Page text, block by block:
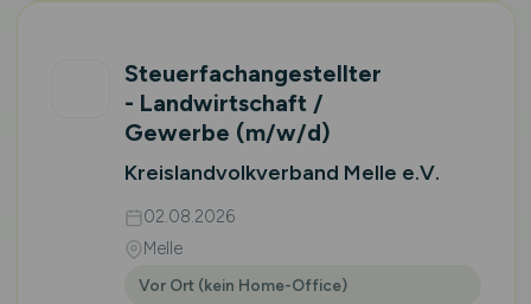
Steuerfachangestellter
- Landwirtschaft /
Gewerbe (m/w/d)
Kreislandvolkverband Melle e.V.
02.08.2026
Melle
Vor Ort (kein Home-Office)